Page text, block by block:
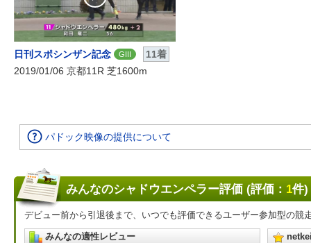
日刊スポシンザン記念 GIII
11着
2019/01/06 京都11R 芝1600m
パドック映像の提供について
みんなのシャドウエンペラー評価 (評価： 1件)
デビュー前から引退後まで、いつでも評価できるユーザー参加型の競
みんなの適性レビュー